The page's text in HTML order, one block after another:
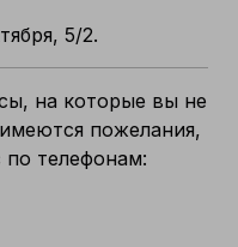
5/2.
на которые вы не
пожелания,
телефонам: